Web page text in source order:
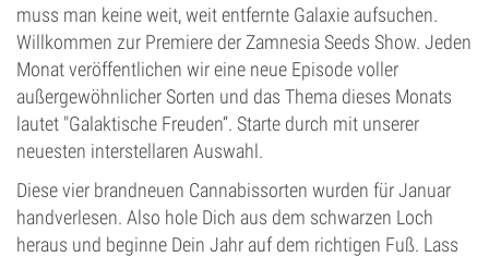
muss man keine weit, weit entfernte Galaxie aufsuchen.
Willkommen zur Premiere der Zamnesia Seeds Show. Jeden
Monat veröffentlichen wir eine neue Episode voller
außergewöhnlicher Sorten und das Thema dieses Monats
lautet "Galaktische Freuden“. Starte durch mit unserer
neuesten interstellaren Auswahl.
Diese vier brandneuen Cannabissorten wurden für Januar
handverlesen. Also hole Dich aus dem schwarzen Loch
heraus und beginne Dein Jahr auf dem richtigen Fuß. Lass